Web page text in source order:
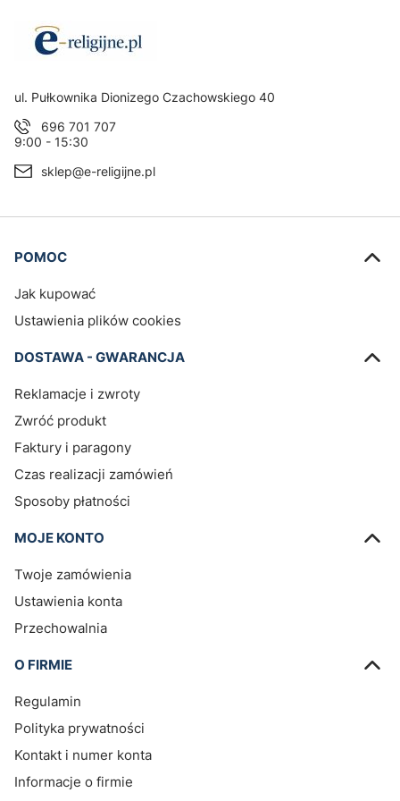
Adres:
ul. Pułkownika Dionizego Czachowskiego 40
696 701 707
9:00 - 15:30
sklep@e-religijne.pl
Linki w stopce
POMOC
Jak kupować
Ustawienia plików cookies
DOSTAWA - GWARANCJA
Reklamacje i zwroty
Zwróć produkt
Faktury i paragony
Czas realizacji zamówień
Sposoby płatności
MOJE KONTO
Twoje zamówienia
Ustawienia konta
Przechowalnia
O FIRMIE
Regulamin
Polityka prywatności
Kontakt i numer konta
Informacje o firmie